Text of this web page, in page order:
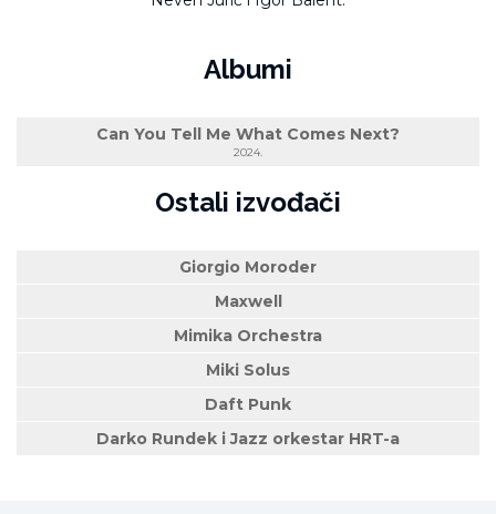
Albumi
Can You Tell Me What Comes Next?
2024.
Ostali izvođači
Giorgio Moroder
Maxwell
Mimika Orchestra
Miki Solus
Daft Punk
Darko Rundek i Jazz orkestar HRT-a